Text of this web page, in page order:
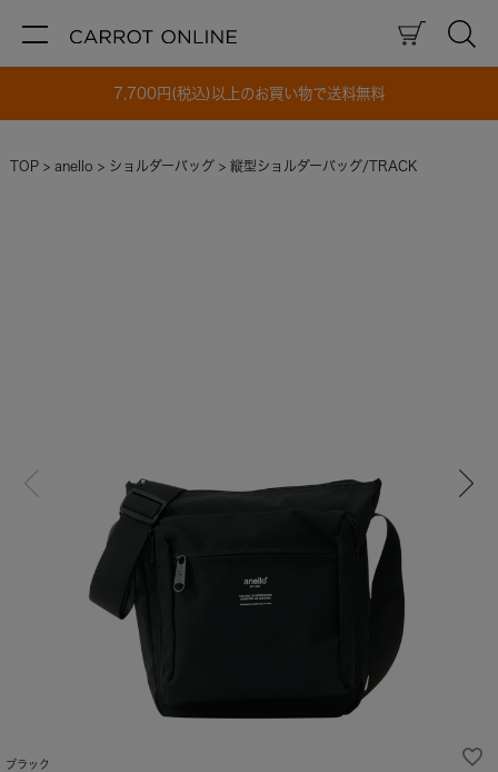
7,700円(税込)以上のお買い物で送料無料
TOP anello ショルダーバッグ 縦型ショルダーバッグ/TRACK
ブラック